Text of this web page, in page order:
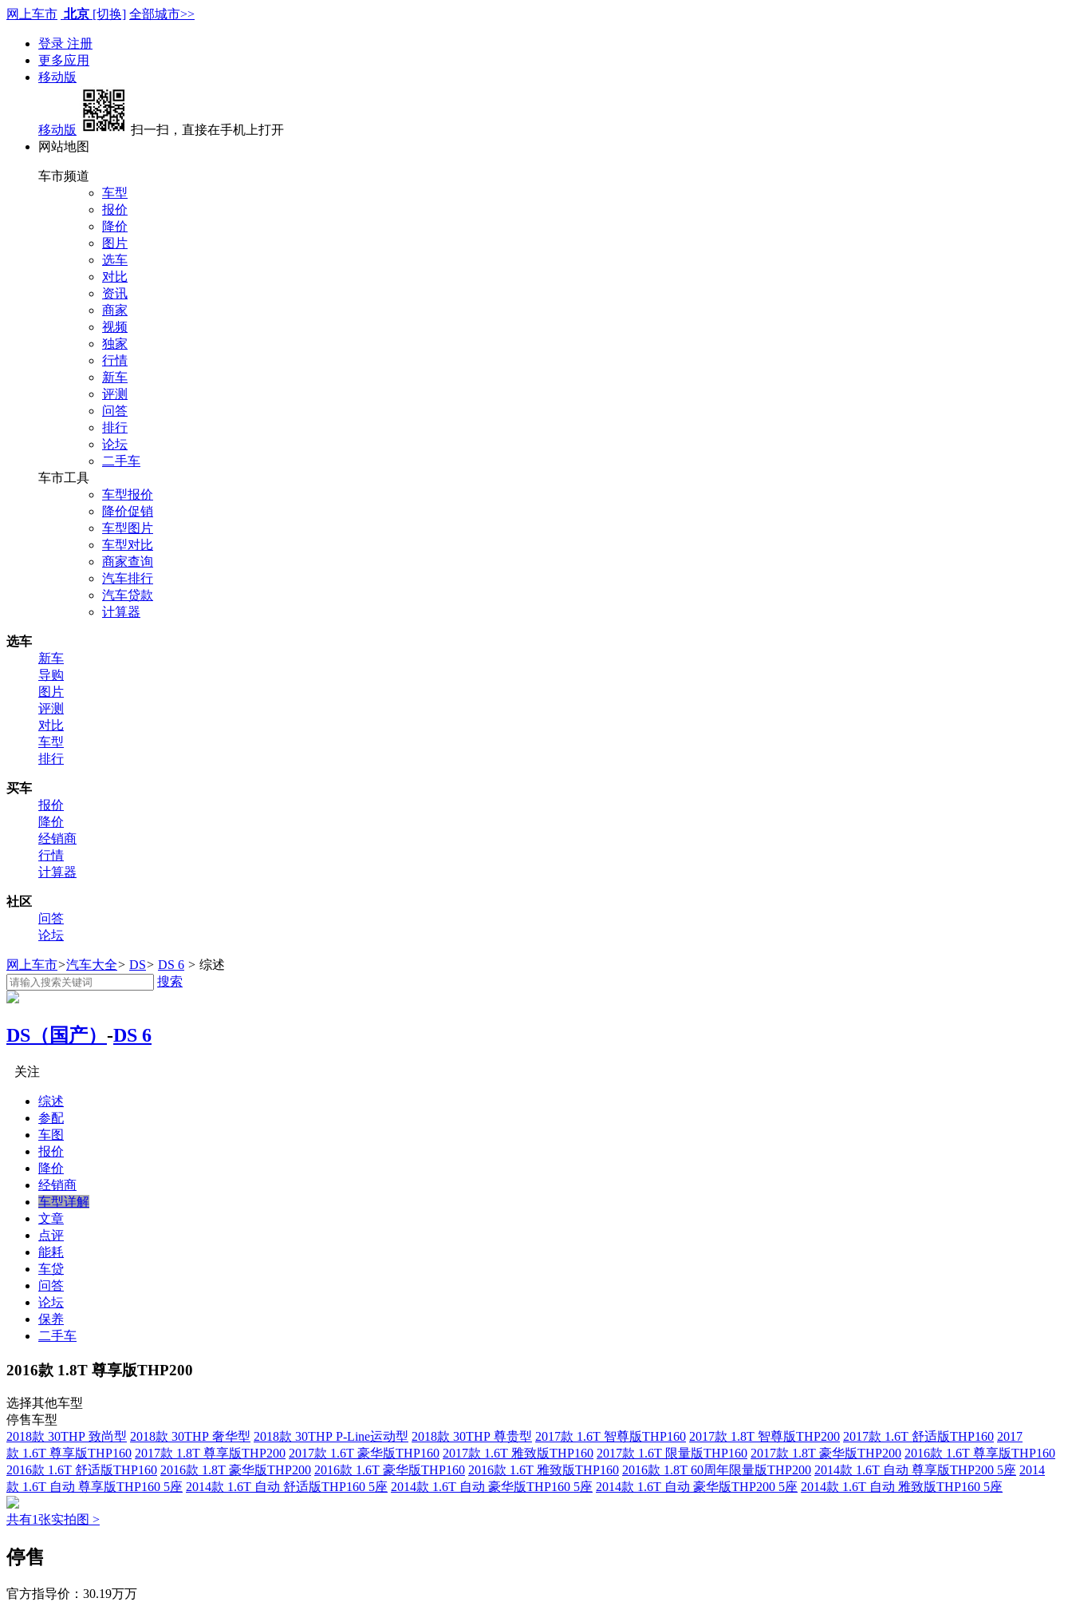
网上车市 北京 [切换] 全部城市>>
登录 注册
更多应用
移动版
移动版
扫一扫，直接在手机上打开
网站地图
车市频道
车型
报价
降价
图片
选车
对比
资讯
商家
视频
独家
行情
新车
评测
问答
排行
论坛
二手车
车市工具
车型报价
降价促销
车型图片
车型对比
商家查询
汽车排行
汽车贷款
计算器
选车
新车
导购
图片
评测
对比
车型
排行
买车
报价
降价
经销商
行情
计算器
社区
问答
论坛
网上车市>汽车大全> DS> DS 6 > 综述
搜索
DS（国产） -DS 6
关注
综述
参配
车图
报价
降价
经销商
车型详解
文章
点评
能耗
车贷
问答
论坛
保养
二手车
2016款 1.8T 尊享版THP200
选择其他车型
停售车型
2018款 30THP 致尚型 2018款 30THP 奢华型 2018款 30THP P-Line运动型 2018款 30THP 尊贵型 2017款 1.6T 智尊版THP160 2017款 1.8T 智尊版THP200 2017款 1.6T 舒适版THP160 2017
款 1.6T 尊享版THP160 2017款 1.8T 尊享版THP200 2017款 1.6T 豪华版THP160 2017款 1.6T 雅致版THP160 2017款 1.6T 限量版THP160 2017款 1.8T 豪华版THP200 2016款 1.6T 尊享版THP160
2016款 1.6T 舒适版THP160 2016款 1.8T 豪华版THP200 2016款 1.6T 豪华版THP160 2016款 1.6T 雅致版THP160 2016款 1.8T 60周年限量版THP200 2014款 1.6T 自动 尊享版THP200 5座 2014
款 1.6T 自动 尊享版THP160 5座 2014款 1.6T 自动 舒适版THP160 5座 2014款 1.6T 自动 豪华版THP160 5座 2014款 1.6T 自动 豪华版THP200 5座 2014款 1.6T 自动 雅致版THP160 5座
共有1张实拍图 >
停售
官方指导价： 30.19万万